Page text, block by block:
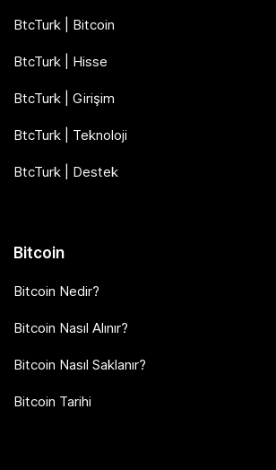
BtcTurk | Bitcoin
BtcTurk | Hisse
BtcTurk | Girişim
BtcTurk | Teknoloji
BtcTurk | Destek
Bitcoin
Bitcoin Nedir?
Bitcoin Nasıl Alınır?
Bitcoin Nasıl Saklanır?
Bitcoin Tarihi